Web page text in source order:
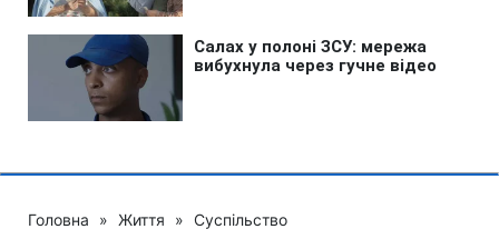
Головна » Життя » Суспільство